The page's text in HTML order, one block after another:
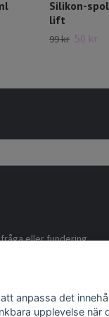
Silikon-
lift
99 kr 50 kr
eller fundering.
anpassa det
upplevelse när